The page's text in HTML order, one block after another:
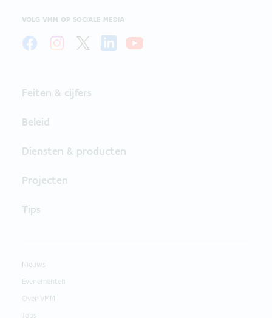
VOLG VMM OP SOCIALE MEDIA
Feiten & cijfers
Beleid
Diensten & producten
Projecten
Tips
Nieuws
Evenementen
Over VMM
Jobs